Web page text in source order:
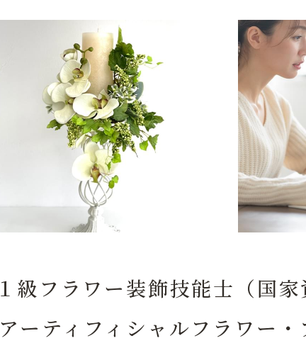
１級フラワー装飾技能士（国
アーティフィシャルフラワー